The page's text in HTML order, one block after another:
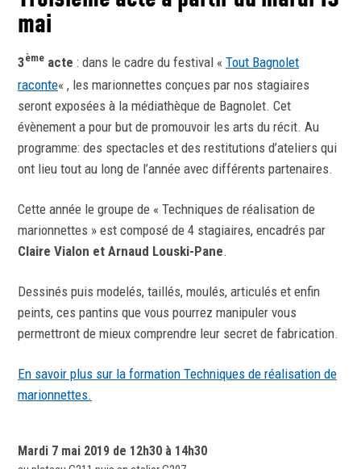
mai
3ème acte : dans le cadre du festival « Tout Bagnolet
raconte« , les marionnettes conçues par nos stagiaires
seront exposées à la médiathèque de Bagnolet. Cet
évènement a pour but de promouvoir les arts du récit. Au
programme: des spectacles et des restitutions d’ateliers qui
ont lieu tout au long de l’année avec différents partenaires.
Cette année le groupe de « Techniques de réalisation de
marionnettes » est composé de 4 stagiaires, encadrés par
Claire Vialon et Arnaud Louski-Pane.
Dessinés puis modelés, taillés, moulés, articulés et enfin
peints, ces pantins que vous pourrez manipuler vous
permettront de mieux comprendre leur secret de fabrication.
En savoir plus sur la formation Techniques de réalisation de
marionnettes.
Mardi 7 mai 2019 de 12h30 à 14h30